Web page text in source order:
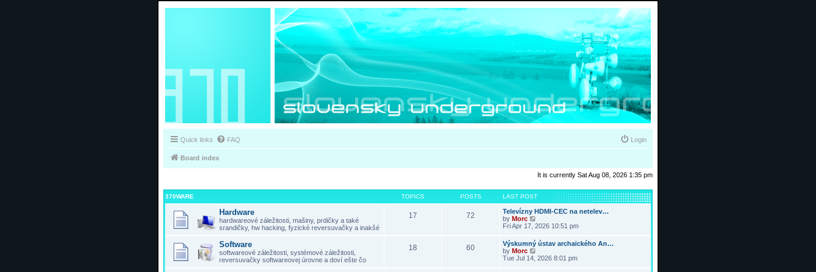
Quick links FAQ Login
Board index
It is currently Sat Aug 08, 2026 1:35 pm
370WARE TOPICS POSTS LAST POST
Hardware
hardwareové záležitosti, mašiny, prdičky a také
srandičky, hw hacking, fyzické reversuvačky a inakšé
17 72
Televízny HDMI-CEC na netelev…
by Morc
i
w
t
h
e
Fri Apr 17, 2026 10:51 pm
Software
softwareové záležitosti, systémové záležitosti,
reversuvačky softwareovej úrovne a doví ešte čo
18 60
Výskumný ústav archaického An…
by Morc
i
Tue Jul 14, 2026 8:01 pm